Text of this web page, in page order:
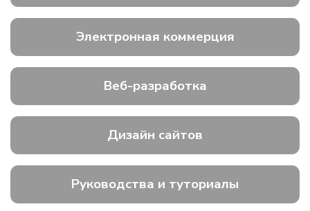
Электронная коммерция
Веб-разработка
Дизайн сайтов
Руководства и туториалы